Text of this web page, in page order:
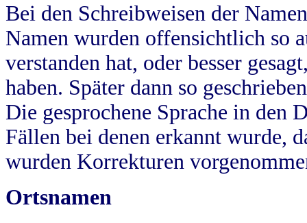
Bei den Schreibweisen der
Namen wurden offensichtlich so
verstanden hat, oder besser
haben. Später dann so
Die gesprochene Sprache in
Fällen bei denen erkannt wurde,
wurden Korrekturen
Ortsnamen